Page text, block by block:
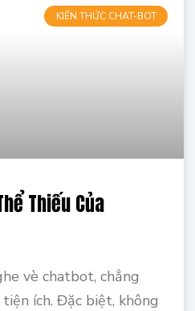
KIẾN THỨC CHAT-BOT
Thiếu Của
vè chatbot, chẳng
ích. Đặc biệt, không